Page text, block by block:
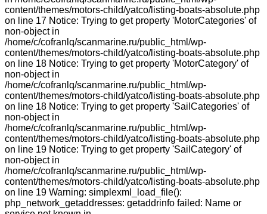
content/themes/motors-child/yatco/listing-boats-absolute.php
on line 17 Notice: Trying to get property 'MotorCategories' of
non-object in
/home/c/cofranlq/scanmarine.ru/public_html/wp-
content/themes/motors-child/yatco/listing-boats-absolute.php
on line 18 Notice: Trying to get property 'MotorCategory' of
non-object in
/home/c/cofranlq/scanmarine.ru/public_html/wp-
content/themes/motors-child/yatco/listing-boats-absolute.php
on line 18 Notice: Trying to get property 'SailCategories' of
non-object in
/home/c/cofranlq/scanmarine.ru/public_html/wp-
content/themes/motors-child/yatco/listing-boats-absolute.php
on line 19 Notice: Trying to get property 'SailCategory' of
non-object in
/home/c/cofranlq/scanmarine.ru/public_html/wp-
content/themes/motors-child/yatco/listing-boats-absolute.php
on line 19 Warning: simplexml_load_file():
php_network_getaddresses: getaddrinfo failed: Name or